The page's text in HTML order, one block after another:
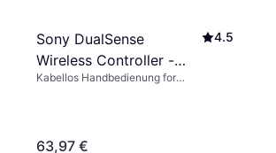
Sony DualSense
Wireless Controller -
Chroma Indigo
4.5
Kabellos Handbedienung for
63,97 €